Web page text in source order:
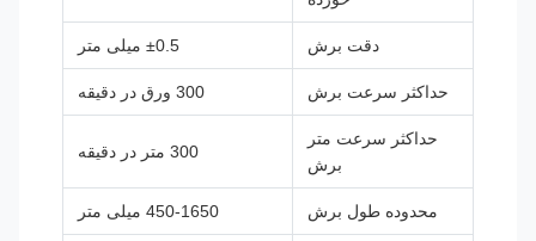
دقت برش
حداکثر سرعت برش
حداکثر سرعت متر
محدوده طول برش 450-1650 میلی متر